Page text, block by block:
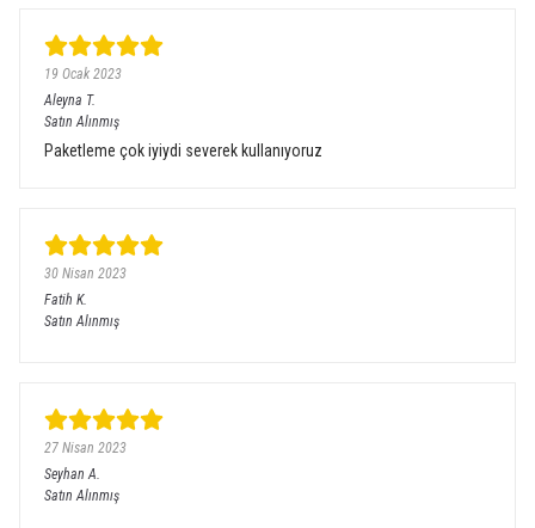
19 Ocak 2023
Aleyna T.
Satın Alınmış
Paketleme çok iyiydi severek kullanıyoruz
30 Nisan 2023
Fatih K.
Satın Alınmış
27 Nisan 2023
Seyhan A.
Satın Alınmış